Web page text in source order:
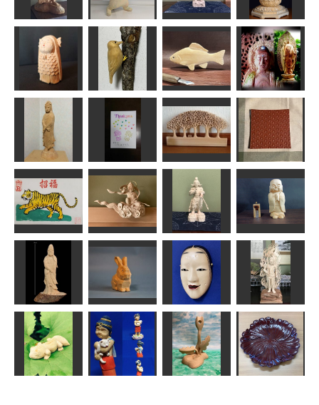
宝冠弥勒菩薩
模刻
かっちゃん
応援する猫さ
ん
藤枝駆男
頞儞羅大将
みっちゃん
地蔵菩薩坐像
はぐれ庵
童アマビエ
Issay
アカゲラ 鮒
MINI
阿弥陀如来立
像39cm
sigesama
白衣観音
なんぺい
母の日カード
leaf
冬木立
イタルデザイン
鎌倉彫角皿
ゾノ
年賀状「寅」6
道刃物★所蔵参考
作品
雲中供養菩薩
像南26号
みっちゃん
宮毘羅大将
みっちゃん
お地蔵さま
HANA
白衣観音
shadow
うさぎ
合之内麻呂
増髪
msuganuma
不動明王像
みっちゃん